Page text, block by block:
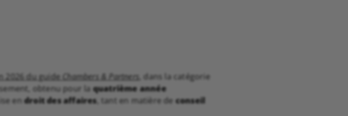
2026 du guide Chambers & Partners, dans la catégorie
obtenu pour laquatrième année
endroit des affaires, tant en matière de conseil